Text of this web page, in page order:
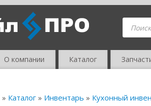
О компании Каталог
» Каталог » Инвентарь » Кухонный